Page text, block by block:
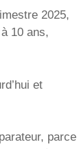
2025,
10 ans,
et
parce